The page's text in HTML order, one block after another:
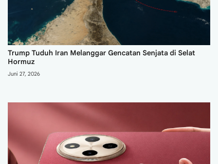
Trump Tuduh Iran Melanggar Gencatan Senjata di Selat
Hormuz
Juni 27, 2026